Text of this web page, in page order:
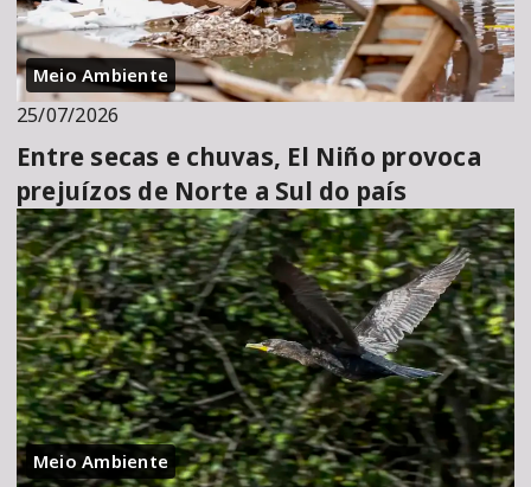
Meio Ambiente
25/07/2026
Entre secas e chuvas, El Niño provoca
prejuízos de Norte a Sul do país
Meio Ambiente